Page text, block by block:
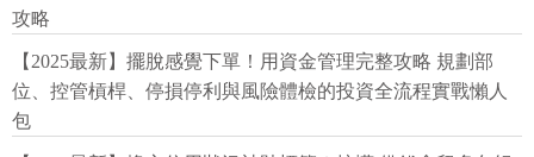
攻略
【2025最新】擺脫感覺下單！用資金管理完整攻略 規劃部
位、控管槓桿、停損停利與風險體檢的投資全流程實戰懶人
包